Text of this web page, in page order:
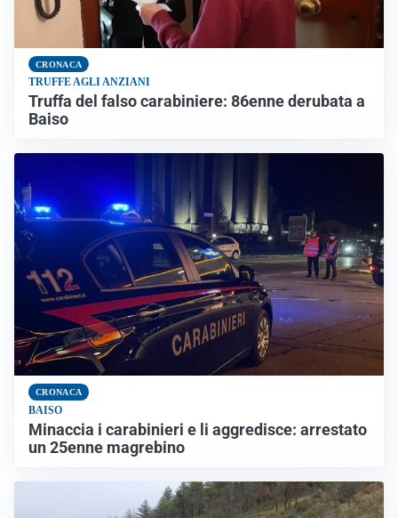
CRONACA
TRUFFE AGLI ANZIANI
Truffa del falso carabiniere: 86enne derubata a
Baiso
CRONACA
BAISO
Minaccia i carabinieri e li aggredisce: arrestato
un 25enne magrebino